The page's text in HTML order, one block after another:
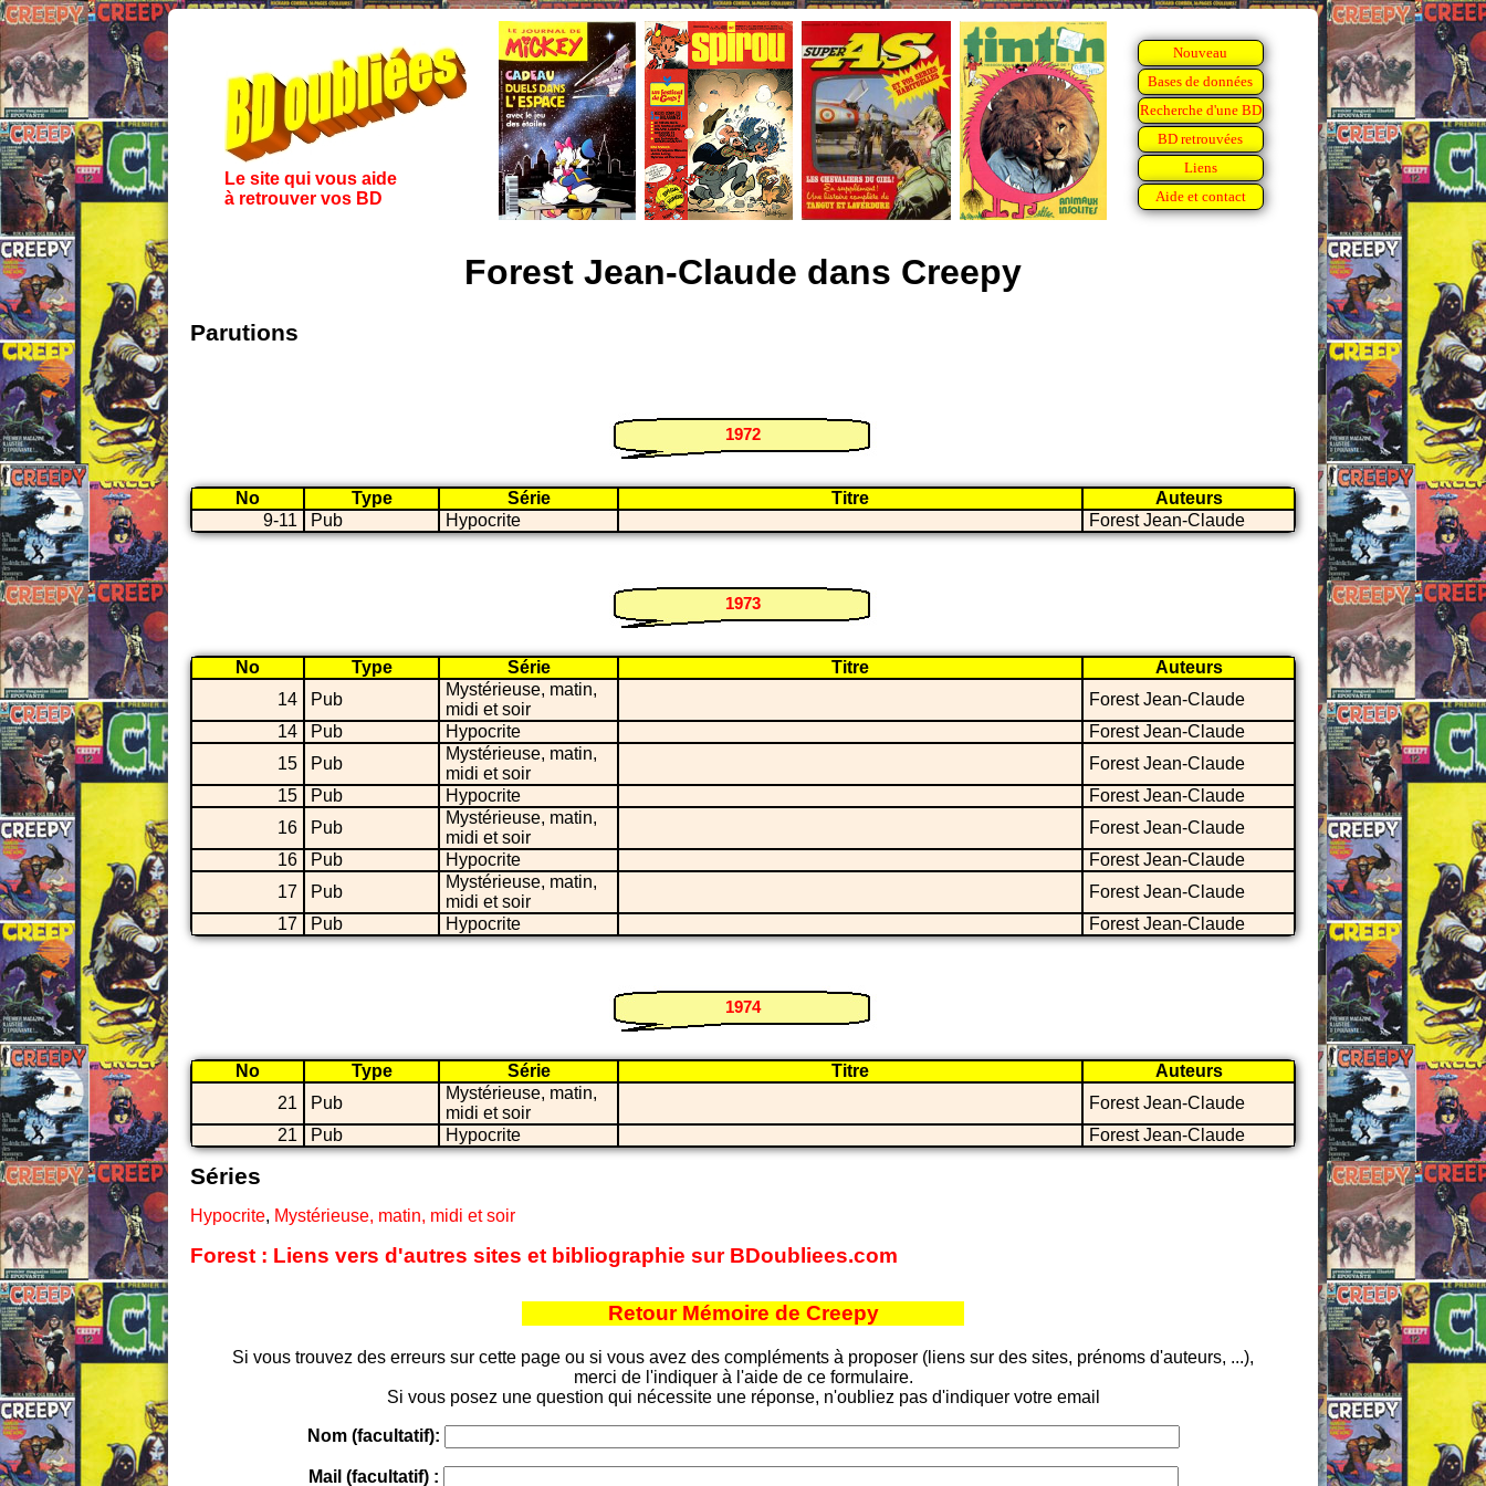
Le site qui vous aide
à retrouver vos BD
Nouveau
Bases de données
Recherche d'une BD
BD retrouvées
Liens
Aide et contact
Forest Jean-Claude dans Creepy
Parutions
1972
No Type Série Titre
Auteurs
9-11
Pub Hypocrite Forest Jean-Claude
1973
No Type Série Titre
Auteurs
14
Pub
Mystérieuse, matin,
midi et soir
Forest Jean-Claude
14
Pub Hypocrite
Forest Jean-Claude
15
Pub
Mystérieuse, matin,
midi et soir
Forest Jean-Claude
15
Pub Hypocrite
Forest Jean-Claude
16
Pub
Mystérieuse, matin,
midi et soir
Forest Jean-Claude
16
Pub Hypocrite
Forest Jean-Claude
17
Pub
Mystérieuse, matin,
midi et soir
Forest Jean-Claude
17
Pub Hypocrite Forest Jean-Claude
1974
No Type Série Titre
Auteurs
21
Pub
Mystérieuse, matin,
midi et soir
Forest Jean-Claude
21
Pub Hypocrite Forest Jean-Claude
Séries
Hypocrite, Mystérieuse, matin, midi et soir
Forest : Liens vers d'autres sites et bibliographie sur BDoubliees.com
Retour Mémoire de Creepy
Si vous trouvez des erreurs sur cette page ou si vous avez des compléments à proposer (liens sur des sites, prénoms d'auteurs, ...),
merci de l'indiquer à l'aide de ce formulaire.
Si vous posez une question qui nécessite une réponse, n'oubliez pas d'indiquer votre email
Nom (facultatif):
Mail (facultatif) :